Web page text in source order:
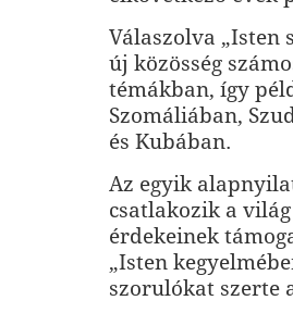
Válaszolva „Isten
új közösség
témákban, így
Szomáliában,
és Kubában.
Az egyik
csatlakozik a
érdekeinek
„Isten
szorulókat szerte